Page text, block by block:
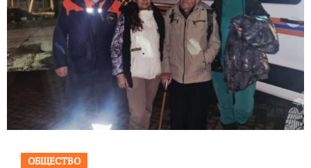
ОБЩЕСТВО